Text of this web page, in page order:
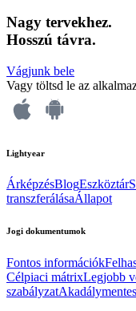
Nagy tervekhez.
Hosszú távra.
Vágjunk bele
Vagy töltsd le az
Lightyear
ÁrképzésBlogEszköztár
transzferálásaÁllapot
Jogi dokumentumok
Fontos információk
Célpiaci mátrixLegjobb
szabályzat